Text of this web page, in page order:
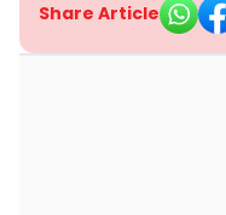
Share Article